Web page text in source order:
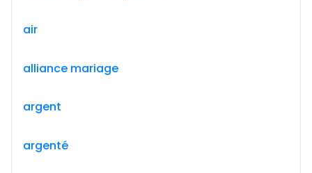
air
alliance mariage
argent
argenté